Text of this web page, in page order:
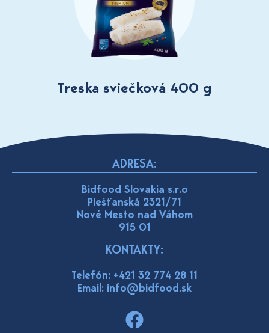
Treska sviečková 400 g
ADRESA:
Bidfood Slovakia s.r.o
Piešťanská 2321/71
Nové Mesto nad Váhom
915 01
KONTAKTY:
Telefón: +421 32 774 28 11
Email: info@bidfood.sk